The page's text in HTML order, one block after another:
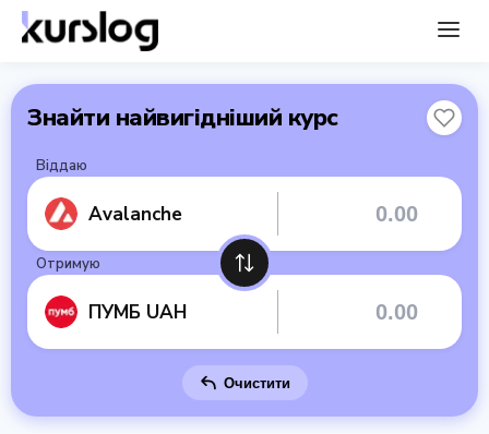
Знайти найвигідніший курс
Віддаю
Avalanche
Отримую
ПУМБ UAH
Очистити